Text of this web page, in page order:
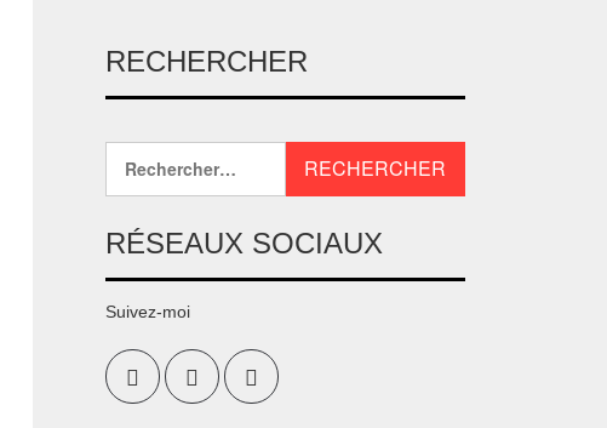
RECHERCHER
RÉSEAUX SOCIAUX
Suivez-moi